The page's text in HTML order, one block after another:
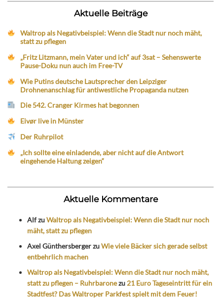
Aktuelle Beiträge
Waltrop als Negativbeispiel: Wenn die Stadt nur noch mäht,
statt zu pflegen
„Fritz Litzmann, mein Vater und ich“ auf 3sat – Sehenswerte
Pause-Doku nun auch im Free-TV
Wie Putins deutsche Lautsprecher den Leipziger
Drohnenanschlag für antiwestliche Propaganda nutzen
Die 542. Cranger Kirmes hat begonnen
Eivør live in Münster
Der Ruhrpilot
„Ich sollte eine einladende, aber nicht auf die Antwort
eingehende Haltung zeigen“
Aktuelle Kommentare
AlfzuWaltrop als Negativbeispiel: Wenn die Stadt nur noch
mäht, statt zu pflegen
Axel GünthersbergerzuWie viele Bäcker sich gerade selbst
entbehrlich machen
Waltrop als Negativbeispiel: Wenn die Stadt nur noch mäht,
statt zu pflegen – Ruhrbaronezu 21 Euro Tageseintritt für ein
Stadtfest? Das Waltroper Parkfest spielt mit dem Feuer!